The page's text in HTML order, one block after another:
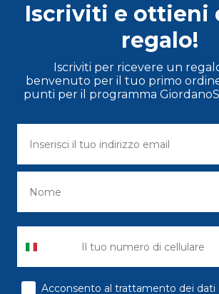
Iscriviti e ottieni
regalo!
Iscriviti per ricevere un
benvenuto per il tuo primo
punti per il programma
consenso
Acconsento al trattamento dei dati